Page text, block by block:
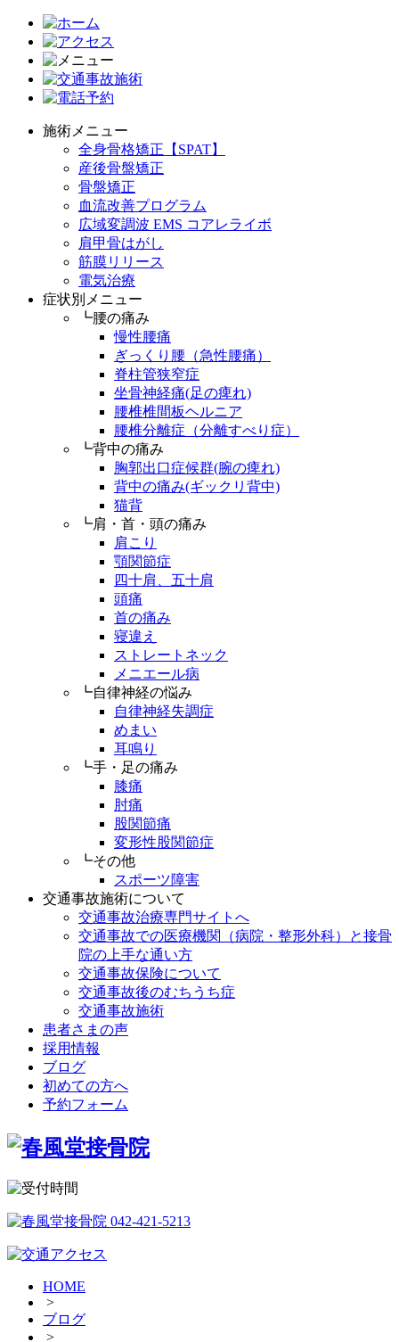
施術メニュー
全身骨格矯正【SPAT】
産後骨盤矯正
骨盤矯正
血流改善プログラム
広域変調波 EMS コアレライボ
肩甲骨はがし
筋膜リリース
電気治療
症状別メニュー
┗腰の痛み
慢性腰痛
ぎっくり腰（急性腰痛）
脊柱管狭窄症
坐骨神経痛(足の痺れ)
腰椎椎間板ヘルニア
腰椎分離症（分離すべり症）
┗背中の痛み
胸郭出口症候群(腕の痺れ)
背中の痛み(ギックリ背中)
猫背
┗肩・首・頭の痛み
肩こり
顎関節症
四十肩、五十肩
頭痛
首の痛み
寝違え
ストレートネック
メニエール病
┗自律神経の悩み
自律神経失調症
めまい
耳鳴り
┗手・足の痛み
膝痛
肘痛
股関節痛
変形性股関節症
┗その他
スポーツ障害
交通事故施術について
交通事故治療専門サイトへ
交通事故での医療機関（病院・整形外科）と接骨
院の上手な通い方
交通事故保険について
交通事故後のむちうち症
交通事故施術
患者さまの声
採用情報
ブログ
初めての方へ
予約フォーム
HOME
>
ブログ
>